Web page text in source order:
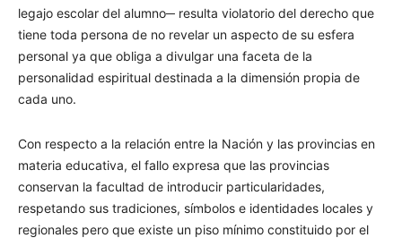
legajo escolar del alumno─ resulta violatorio del derecho que
tiene toda persona de no revelar un aspecto de su esfera
personal ya que obliga a divulgar una faceta de la
personalidad espiritual destinada a la dimensión propia de
cada uno.
Con respecto a la relación entre la Nación y las provincias en
materia educativa, el fallo expresa que las provincias
conservan la facultad de introducir particularidades,
respetando sus tradiciones, símbolos e identidades locales y
regionales pero que existe un piso mínimo constituido por el